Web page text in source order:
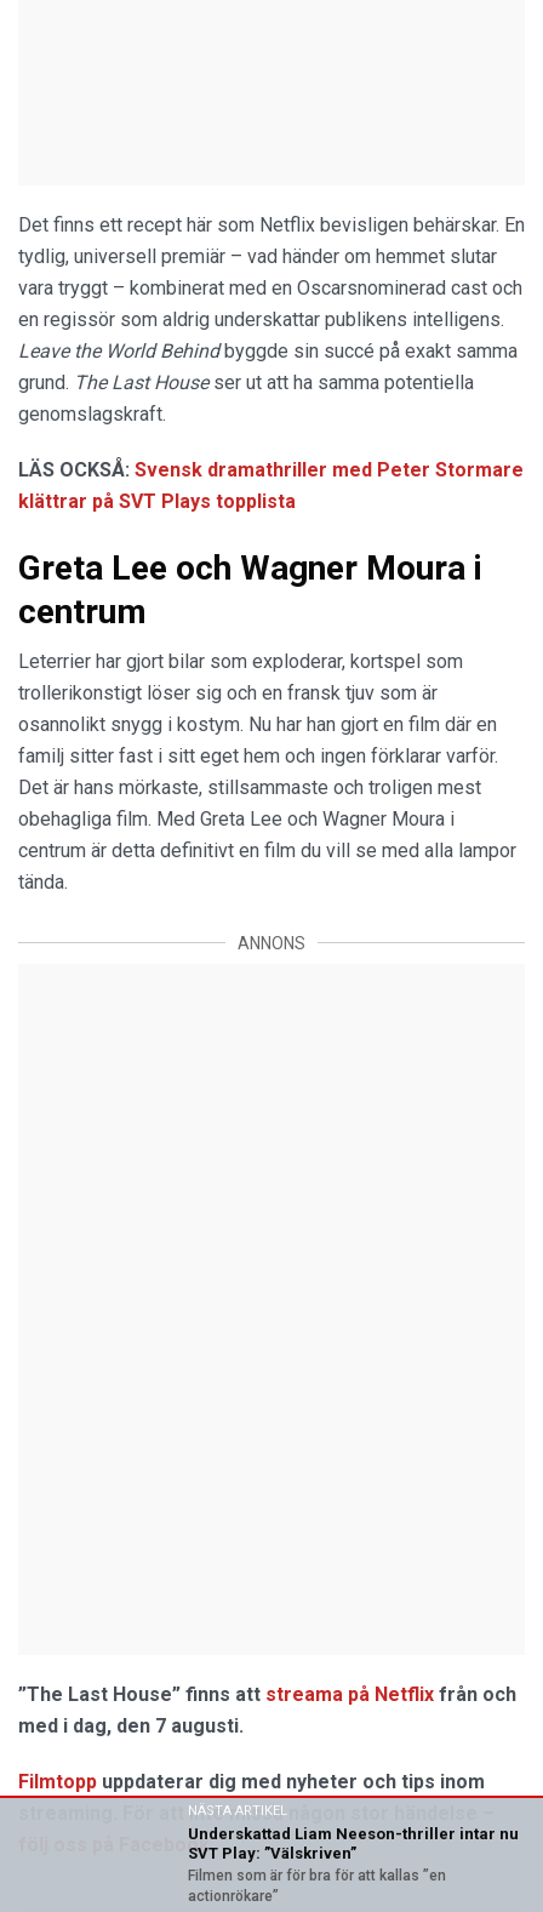
Det finns ett recept här som Netflix bevisligen behärskar. En
tydlig, universell premiär – vad händer om hemmet slutar
vara tryggt – kombinerat med en Oscarsnominerad cast och
en regissör som aldrig underskattar publikens intelligens.
Leave the World Behindbyggde sin succé på exakt samma
grund. The Last Houseser ut att ha samma potentiella
genomslagskraft.
LÄS OCKSÅ: Svensk dramathriller med Peter Stormare
klättrar på SVT Plays topplista
Greta Lee och Wagner Moura i
centrum
Leterrier har gjort bilar som exploderar, kortspel som
trollerikonstigt löser sig och en fransk tjuv som är
osannolikt snygg i kostym. Nu har han gjort en film där en
familj sitter fast i sitt eget hem och ingen förklarar varför.
Det är hans mörkaste, stillsammaste och troligen mest
obehagliga film. Med Greta Lee och Wagner Moura i
centrum är detta definitivt en film du vill se med alla lampor
tända.
ANNONS
”The Last House” finns att streama på Netflix från och
med i dag, den 7 augusti.
Filmtopp uppdaterar dig med nyheter och tips inom
streaming. För att inte missa någon stor händelse –
följ oss på Facebook.
NÄSTA ARTIKEL
Underskattad Liam Neeson-thriller intar nu
SVT Play: ”Välskriven”
Filmen som är för bra för att kallas ”en
actionrökare”